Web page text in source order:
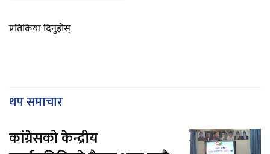
प्रतिक्रिया दिनुहोस्
थप समाचार
कांग्रेसको केन्द्रीय